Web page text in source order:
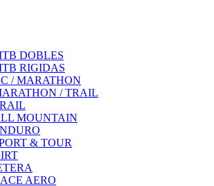
DOBLES
RIGIDAS
/ MARATHON
/ TRAIL
MOUNTAIN
& TOUR
AERO